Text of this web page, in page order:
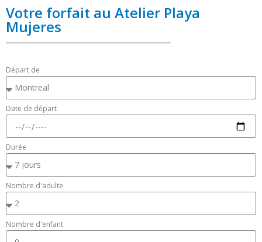
Votre forfait au Atelier Playa
Mujeres
Départ de
Date de départ
Durée
Nombre d'adulte
Nombre d'enfant